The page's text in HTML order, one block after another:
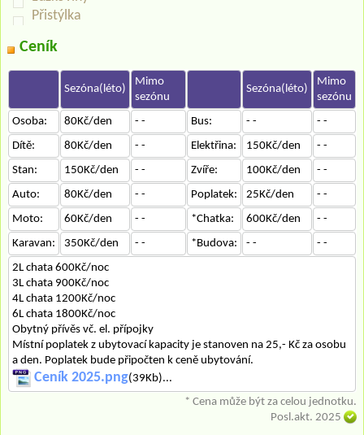
Přistýlka
Ceník
Sezóna(léto)
Mimo
sezónu
Sezóna(léto)
Mimo
sezónu
Osoba:
80Kč/den - - Bus: - -
- -
Dítě:
80Kč/den - - Elektřina: 150Kč/den
- -
Stan:
150Kč/den - - Zvíře: 100Kč/den
- -
Auto:
80Kč/den - - Poplatek: 25Kč/den
- -
Moto:
60Kč/den - - *Chatka: 600Kč/den
- -
Karavan:
350Kč/den - - *Budova: - -
- -
2L chata 600Kč/noc
3L chata 900Kč/noc
4L chata 1200Kč/noc
6L chata 1800Kč/noc
Obytný přívěs vč. el. přípojky
Místní poplatek z ubytovací kapacity je stanoven na 25,- Kč za osobu
a den. Poplatek bude připočten k ceně ubytování.
Ceník 2025.png(39Kb)...
* Cena může být za celou jednotku.
Posl.akt. 2025